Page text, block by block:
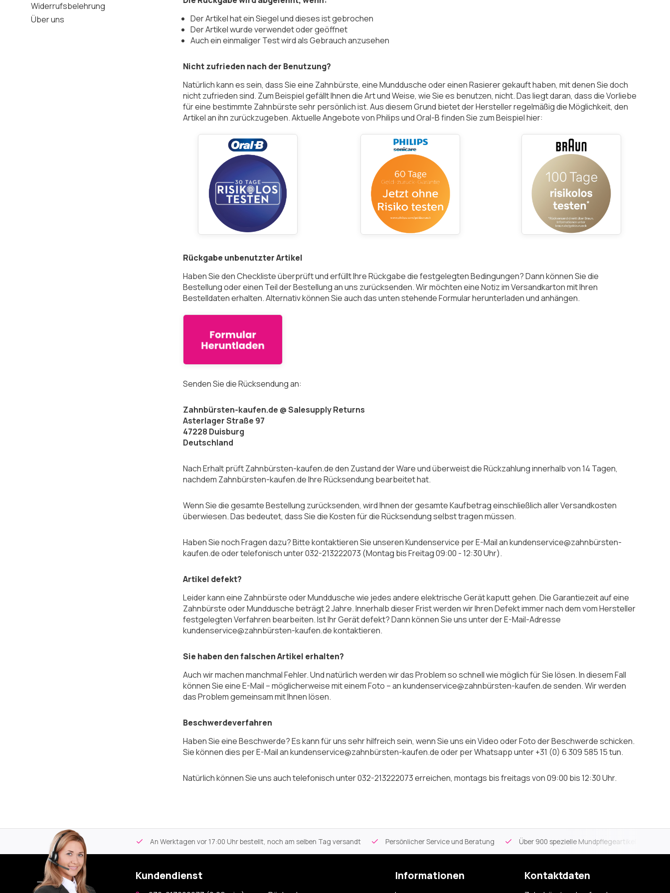
Widerrufsbelehrung
Über uns
Der Artikel hat ein Siegel und dieses ist gebrochen
Der Artikel wurde verwendet oder geöffnet
Auch ein einmaliger Test wird als Gebrauch anzusehen
Nicht zufrieden nach der Benutzung?
Natürlich kann es sein, dass Sie eine Zahnbürste, eine Munddusche oder einen Rasierer gekauft haben, mit denen Sie doch
nicht zufrieden sind. Zum Beispiel gefällt Ihnen die Art und Weise, wie Sie es benutzen, nicht. Das liegt daran, dass die Vorliebe
für eine bestimmte Zahnbürste sehr persönlich ist. Aus diesem Grund bietet der Hersteller regelmäßig die Möglichkeit, den
Artikel an ihn zurückzugeben. Aktuelle Angebote von Philips und Oral-B finden Sie zum Beispiel hier:
Rückgabe unbenutzter Artikel
Haben Sie den Checkliste überprüft und erfüllt Ihre Rückgabe die festgelegten Bedingungen? Dann können Sie die
Bestellung oder einen Teil der Bestellung an uns zurücksenden. Wir möchten eine Notiz im Versandkarton mit Ihren
Bestelldaten erhalten. Alternativ können Sie auch das unten stehende Formular herunterladen und anhängen.
Senden Sie die Rücksendung an:
Zahnbürsten-kaufen.de @ Salesupply Returns
Asterlager Straße 97
47228 Duisburg
Deutschland
Nach Erhalt prüft Zahnbürsten-kaufen.de den Zustand der Ware und überweist die Rückzahlung innerhalb von 14 Tagen,
nachdem Zahnbürsten-kaufen.de Ihre Rücksendung bearbeitet hat.
Wenn Sie die gesamte Bestellung zurücksenden, wird Ihnen der gesamte Kaufbetrag einschließlich aller Versandkosten
überwiesen. Das bedeutet, dass Sie die Kosten für die Rücksendung selbst tragen müssen.
Haben Sie noch Fragen dazu? Bitte kontaktieren Sie unseren Kundenservice per E-Mail an kundenservice@zahnbürsten-
kaufen.de oder telefonisch unter 032-213222073 (Montag bis Freitag 09:00 - 12:30 Uhr).
Artikel defekt?
Leider kann eine Zahnbürste oder Munddusche wie jedes andere elektrische Gerät kaputt gehen. Die Garantiezeit auf eine
Zahnbürste oder Munddusche beträgt 2 Jahre. Innerhalb dieser Frist werden wir Ihren Defekt immer nach dem vom Hersteller
festgelegten Verfahren bearbeiten. Ist Ihr Gerät defekt? Dann können Sie uns unter der E-Mail-Adresse
kundenservice@zahnbürsten-kaufen.de kontaktieren.
Sie haben den falschen Artikel erhalten?
Auch wir machen manchmal Fehler. Und natürlich werden wir das Problem so schnell wie möglich für Sie lösen. In diesem Fall
können Sie eine E-Mail – möglicherweise mit einem Foto – an kundenservice@zahnbürsten-kaufen.de senden. Wir werden
das Problem gemeinsam mit Ihnen lösen.
Beschwerdeverfahren
Haben Sie eine Beschwerde? Es kann für uns sehr hilfreich sein, wenn Sie uns ein Video oder Foto der Beschwerde schicken.
Sie können dies per E-Mail an kundenservice@zahnbürsten-kaufen.de oder per Whatsapp unter +31 (0) 6 309 585 15 tun.
Natürlich können Sie uns auch telefonisch unter 032-213222073erreichen, montags bis freitags von 09:00 bis 12:30 Uhr.
Kostenloser Versand An Werktagen vor 17:00 Uhr bestellt, noch am selben Tag versandt Persönlicher Service und Beratung Über 900 spezielle Mundpflegeartikel
Kundendienst Informationen Kontaktdaten